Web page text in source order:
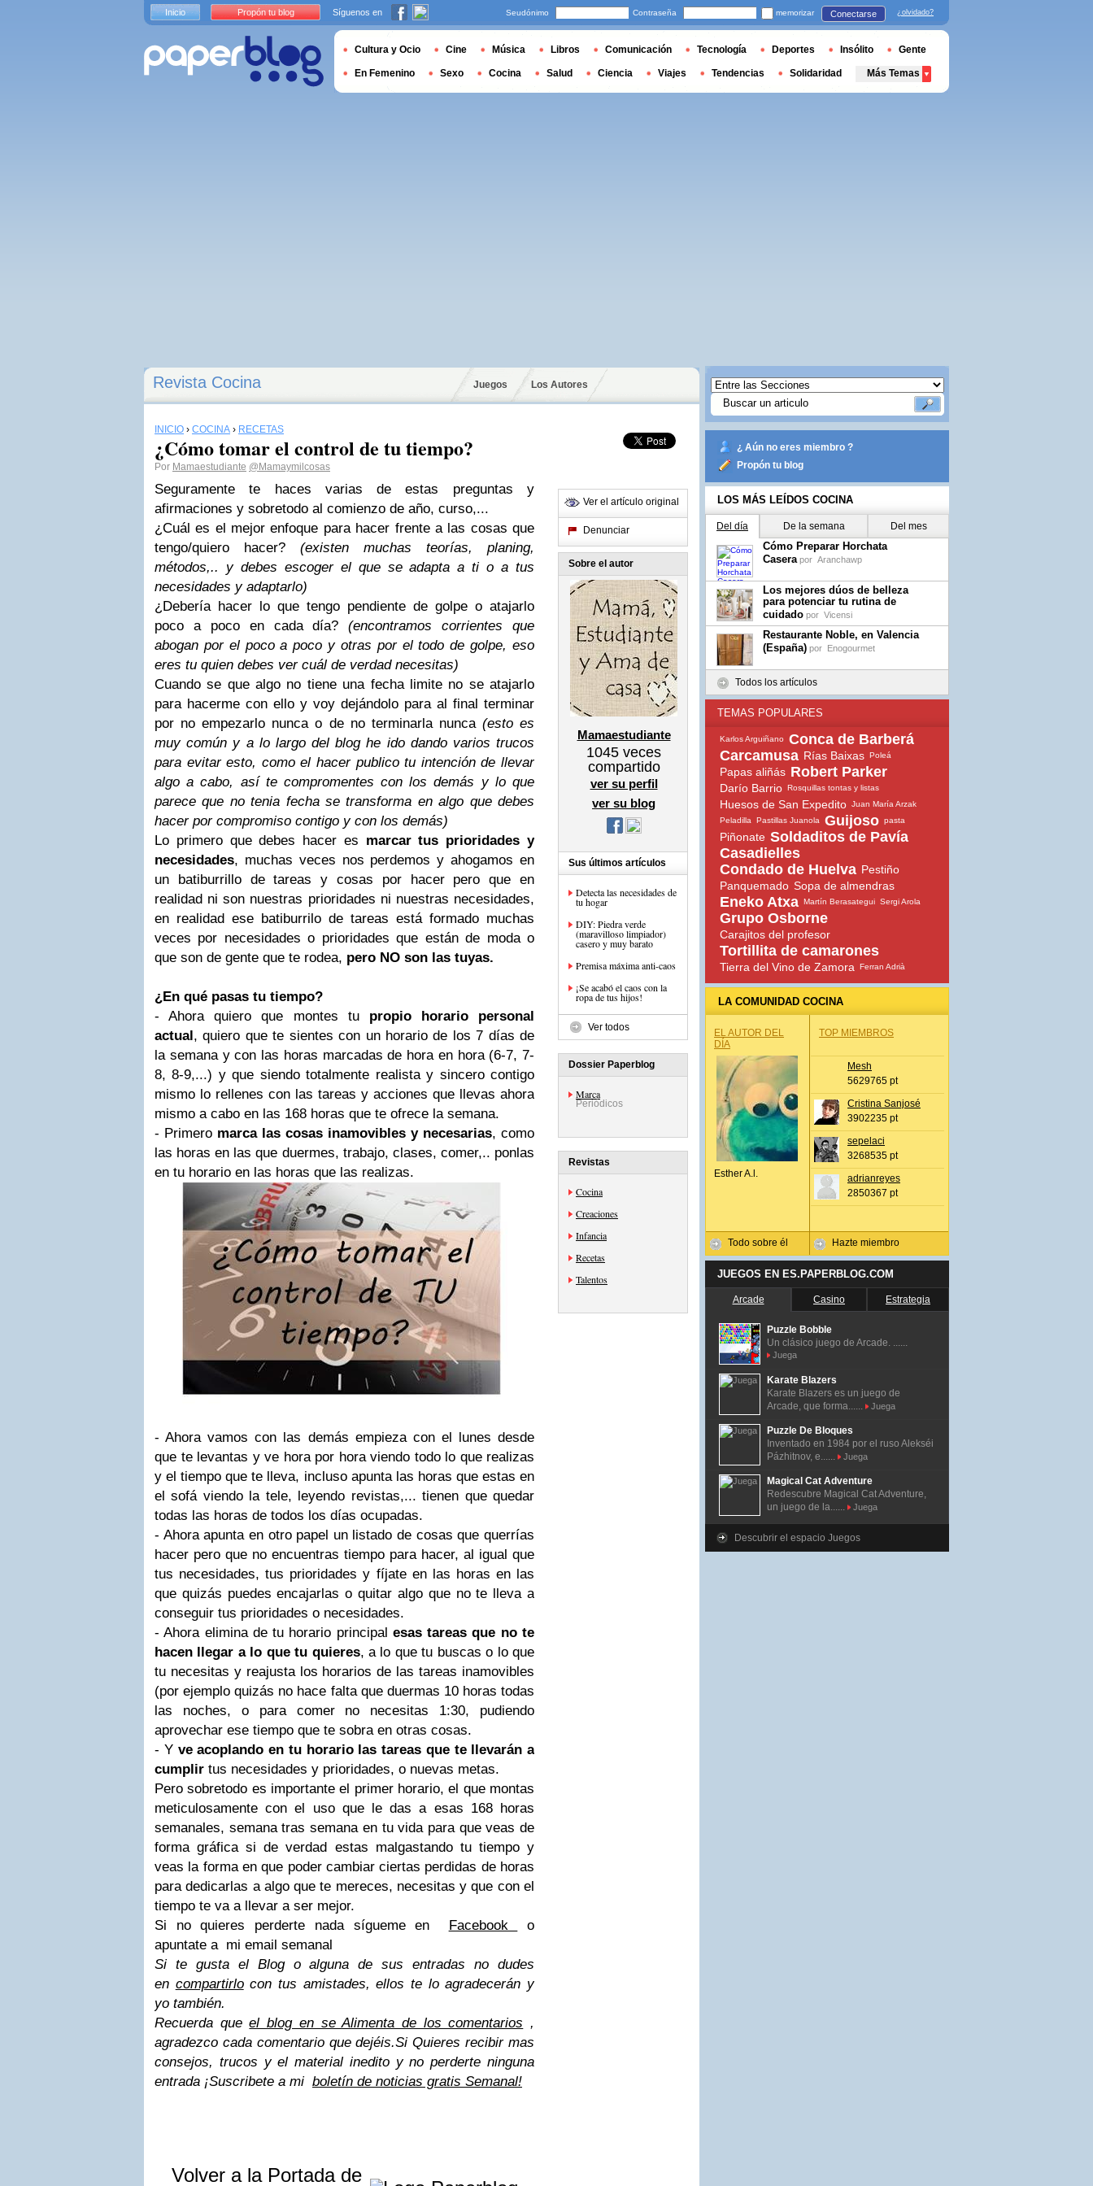
Revista Cocina Juegos Los Autores
INICIO › COCINA › RECETAS
¿Cómo tomar el control de tu tiempo?
Por Mamaestudiante @Mamaymilcosas
Seguramente te haces varias de estas preguntas y
afirmaciones y sobretodo al comienzo de año, curso,...
¿Cuál es el mejor enfoque para hacer frente a las cosas que
tengo/quiero hacer? (existen muchas teorías, planing,
métodos,.. y debes escoger el que se adapta a ti o a tus
necesidades y adaptarlo)
¿Debería hacer lo que tengo pendiente de golpe o atajarlo
poco a poco en cada día?(encontramos corrientes que
abogan por el poco a poco y otras por el todo de golpe, eso
eres tu quien debes ver cuál de verdad necesitas)
Cuando se que algo no tiene una fecha limite no se atajarlo
para hacerme con ello y voy dejándolo para al final terminar
por no empezarlo nunca o de no terminarla nunca (esto es
muy común y a lo largo del blog he ido dando varios trucos
para evitar esto, como el hacer publico tu intención de llevar
algo a cabo, así te compromentes con los demás y lo que
parece que no tenia fecha se transforma en algo que debes
hacer por compromiso contigo y con los demás)
Lo primero que debes hacer es marcar tus prioridades y
necesidades, muchas veces nos perdemos y ahogamos en
un batiburrillo de tareas y cosas por hacer pero que en
realidad ni son nuestras prioridades ni nuestras necesidades,
en realidad ese batiburrilo de tareas está formado muchas
veces por necesidades o prioridades que están de moda o
que son de gente que te rodea, pero NO son las tuyas.
¿En qué pasas tu tiempo?
- Ahora quiero que montes tu propio horario personal
actual, quiero que te sientes con un horario de los 7 días de
la semana y con las horas marcadas de hora en hora (6-7, 7-
8, 8-9,...) y que siendo totalmente realista y sincero contigo
mismo lo rellenes con las tareas y acciones que llevas ahora
mismo a cabo en las 168 horas que te ofrece la semana.
- Primero marcalas cosas inamovibles y necesarias, como
las horas en las que duermes, trabajo, clases, comer,.. ponlas
en tu horario en las horas que las realizas.
- Ahora vamos con las demás empieza con el lunes desde
que te levantas y ve hora por hora viendo todo lo que realizas
y el tiempo que te lleva, incluso apunta las horas que estas en
el sofá viendo la tele, leyendo revistas,... tienen que quedar
todas las horas de todos los días ocupadas.
- Ahora apunta en otro papel un listado de cosas que querrías
hacer pero que no encuentras tiempo para hacer, al igual que
tus necesidades, tus prioridades y fíjate en las horas en las
que quizás puedes encajarlas o quitar algo que no te lleva a
conseguir tus prioridades o necesidades.
- Ahora elimina de tu horario principal esas tareas que no te
hacen llegar a lo que tu quieres, a lo que tu buscas o lo que
tu necesitas y reajusta los horarios de las tareas inamovibles
(por ejemplo quizás no hace falta que duermas 10 horas todas
las noches, o para comer no necesitas 1:30, pudiendo
aprovechar ese tiempo que te sobra en otras cosas.
- Y ve acoplando en tu horario las tareas que te llevarán a
cumplir tus necesidades y prioridades, o nuevas metas.
Pero sobretodo es importante el primer horario, el que montas
meticulosamente con el uso que le das a esas 168 horas
semanales, semana tras semana en tu vida para que veas de
forma gráfica si de verdad estas malgastando tu tiempo y
veas la forma en que poder cambiar ciertas perdidas de horas
para dedicarlas a algo que te mereces, necesitas y que con el
tiempo te va a llevar a ser mejor.
Si no quieres perderte nada sígueme en Facebook
o
apuntate a mi email semanal
Si te gusta el Blog o alguna de sus entradas no dudes
en compartirlocon tus amistades,ellos te lo agradecerán y
yo también.
Recuerda queel blog en se Alimenta de los comentarios ,
agradezco cada comentario que dejéis.Si Quieres recibir mas
consejos, trucos y el material inedito y no perderte ninguna
entrada ¡Suscribete a mi boletín de noticias gratis Semanal!
Volver a la Portada de
Ver el artículo original
Denunciar
Sobre el autor
Mamaestudiante
1045 veces
compartido
ver su perfil
ver su blog
Sus últimos artículos
Detecta las necesidades de
tu hogar
DIY: Piedra verde
(maravilloso limpiador)
casero y muy barato
Premisa máxima anti-caos
¡Se acabó el caos con la
ropa de tus hijos!
Ver todos
Dossier Paperblog
Marca
Periódicos
Revistas
Cocina
Creaciones
Infancia
Recetas
Talentos
¿ Aún no eres miembro ?
Propón tu blog
LOS MÁS LEÍDOS COCINA
Del día De la semana Del mes
Cómo Preparar Horchata
Casera por Aranchawp
Los mejores dúos de belleza
para potenciar tu rutina de
cuidado por Vicensi
Restaurante Noble, en Valencia
(España) por Enogourmet
Todos los artículos
TEMAS POPULARES
Karlos Arguiñano
Conca de Barberá
Carcamusa Rías Baixas Poleá
Papas aliñás Robert Parker
Darío Barrio Rosquillas tontas y listas
Huesos de San Expedito Juan María Arzak
Peladilla
Pastillas Juanola Guijoso pasta
Piñonate Soldaditos de Pavía
Casadielles
Condado de Huelva Pestiño
Panquemado Sopa de almendras
Eneko Atxa Martín Berasategui Sergi Arola
Grupo Osborne
Carajitos del profesor
Tortillita de camarones
Tierra del Vino de Zamora Ferran Adrià
LA COMUNIDAD COCINA
EL AUTOR DEL
DÍA
Esther A.l.
Todo sobre él
TOP MIEMBROS
Mesh
5629765 pt
Cristina Sanjosé
3902235 pt
sepelaci
3268535 pt
adrianreyes
2850367 pt
Hazte miembro
JUEGOS EN ES.PAPERBLOG.COM
Arcade Casino Estrategia
Puzzle Bobble
Un clásico juego de Arcade. ......
Juega
Karate Blazers
Karate Blazers es un juego de
Arcade, que forma......
Juega
Puzzle De Bloques
Inventado en 1984 por el ruso Alekséi
Pázhitnov, e......
Juega
Magical Cat Adventure
Redescubre Magical Cat Adventure,
un juego de la......
Juega
Descubrir el espacio Juegos
Inicio Propón tu blog Síguenos en Seudónimo Contraseña memorizar Conectarse ¿olvidado?
Cultura y Ocio Cine Música Libros Comunicación Tecnología Deportes Insólito Gente
En Femenino Sexo Cocina Salud Ciencia Viajes Tendencias Solidaridad Más Temas